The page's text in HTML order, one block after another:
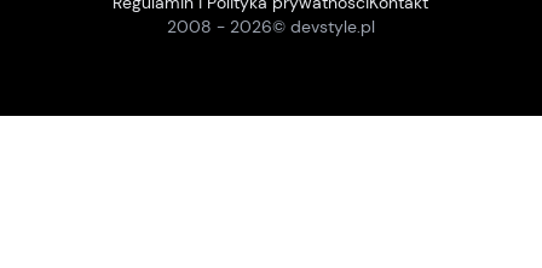
2008 - 2026© devstyle.pl